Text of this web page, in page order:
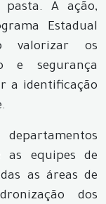
pasta. A ação,
Estadual
valorizar os
e segurança
a identificação
as equipes de
as áreas de
dos